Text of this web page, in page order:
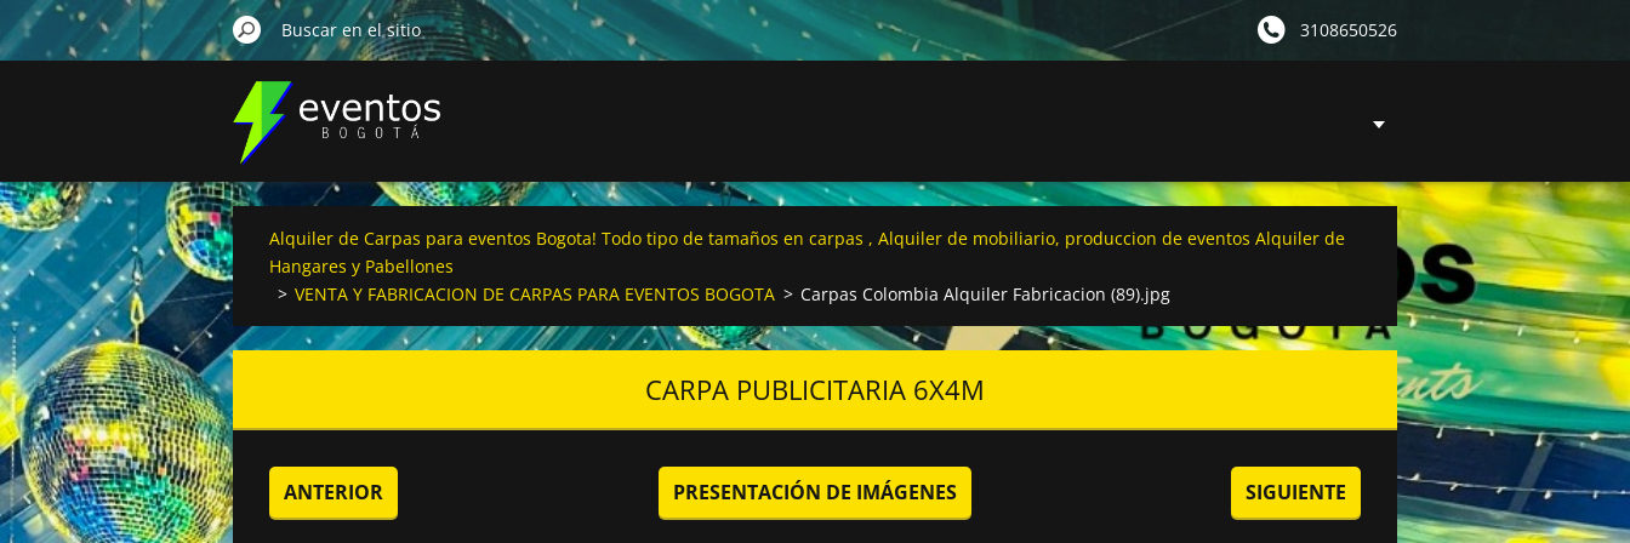
3108650526
Alquiler de Carpas para eventos Bogota! Todo tipo de tamaños en carpas , Alquiler de mobiliario, produccion de eventos Alquiler de
Hangares y Pabellones
> VENTA Y FABRICACION DE CARPAS PARA EVENTOS BOGOTA > Carpas Colombia Alquiler Fabricacion (89).jpg
CARPA PUBLICITARIA 6X4M
ANTERIOR PRESENTACIÓN DE IMÁGENES SIGUIENTE